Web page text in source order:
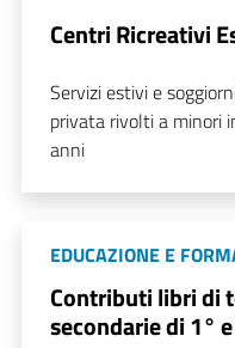
Centri Ricreativi
Servizi estivi e
privata rivolti a minori
anni
EDUCAZIONE E
Contributi libri di
secondarie di 1°